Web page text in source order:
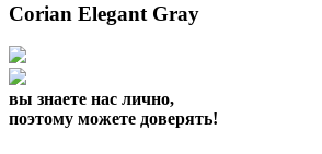
Corian Elegant Gray
вы знаете нас лично,
поэтому можете доверять!